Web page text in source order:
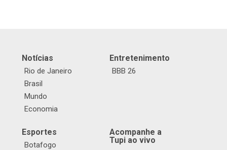
Notícias
Rio de Janeiro
Brasil
Mundo
Economia
Entretenimento
BBB 26
Esportes
Botafogo
Acompanhe a
Tupi ao vivo